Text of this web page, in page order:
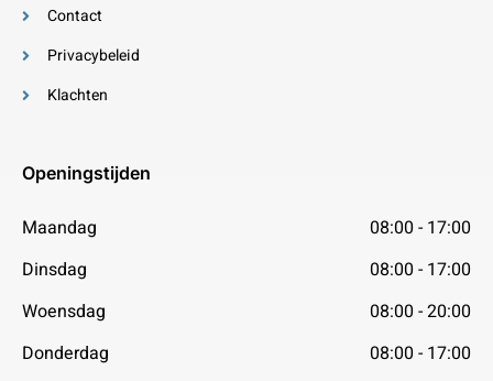
Contact
Privacybeleid
Klachten
Openingstijden
Maandag
08:00 - 17:00
Dinsdag
08:00 - 17:00
Woensdag
08:00 - 20:00
Donderdag
08:00 - 17:00